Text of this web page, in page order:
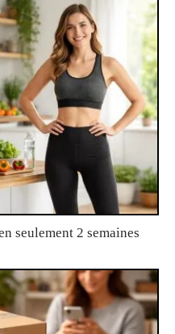
seulement 2 semaines